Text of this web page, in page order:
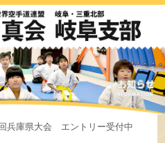
兵庫県大会 エントリー受付中